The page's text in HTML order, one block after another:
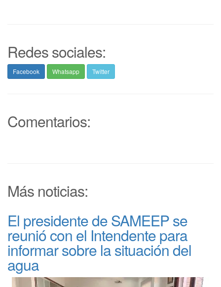
Redes sociales:
Facebook Whatsapp Twitter
Comentarios:
Más noticias:
El presidente de SAMEEP se
reunió con el Intendente para
informar sobre la situación del
agua